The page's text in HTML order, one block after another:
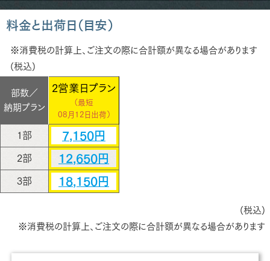
料金と出荷日（目安）
※消費税の計算上、ご注文の際に合計額が異なる場合があります
(税込)
部数／
納期プラン
2営業日プラン
（最短
08月12日出荷）
1部 7,150円
2部 12,650円
3部 18,150円
(税込)
※消費税の計算上、ご注文の際に合計額が異なる場合があります